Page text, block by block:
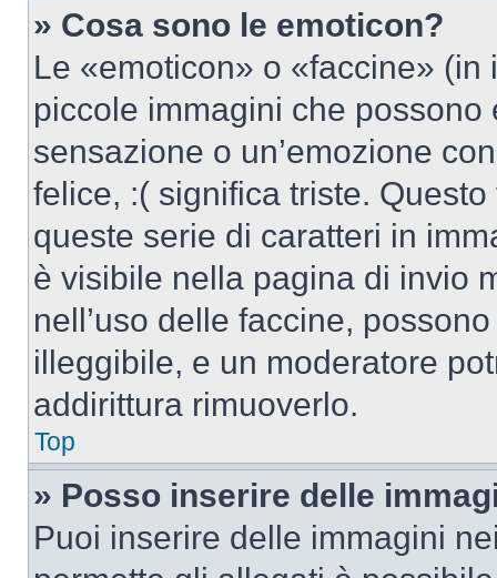
» Cosa sono le emoticon?
Le «emoticon» o «faccine»
piccole immagini che
sensazione o un’emozione
felice, :( significa triste.
queste serie di caratteri in
è visibile nella pagina di invio
nell’uso delle faccine,
illeggibile, e un moderatore
addirittura rimuoverlo.
Top
» Posso inserire delle
Puoi inserire delle immagini